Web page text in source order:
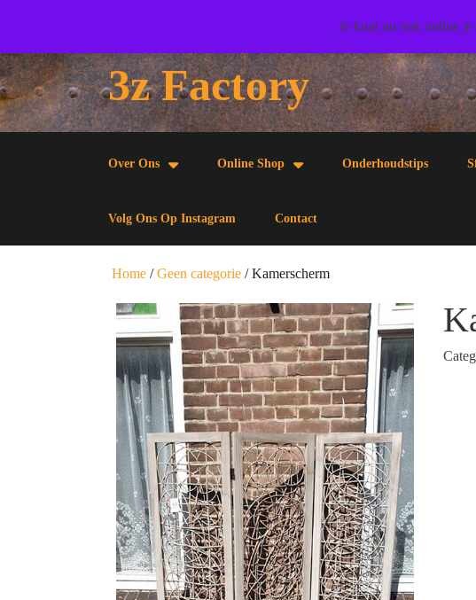
artikel
3z Factory
Over Ons Online Shop Onderhoudstips
Volg Ons Op Instagram Contact
Home /Geen categorie / Kamerscherm
Je kunt nu ook online je